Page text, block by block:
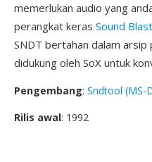
memerlukan audio yang
perangkat keras Sound
SNDT bertahan dalam
didukung oleh SoX untuk
Pengembang: Sndtool (MS-
Rilis awal: 1992